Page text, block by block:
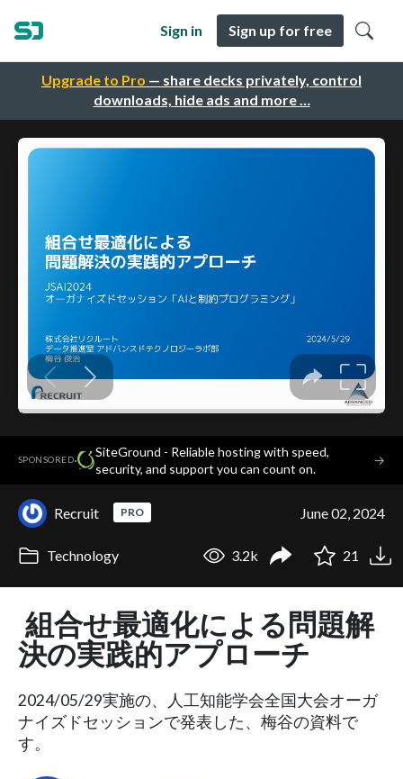
Upgrade to Pro — share decks privately, control
downloads, hide ads and more …
Sign in Sign up for free
SPONSORED·
SiteGround - Reliable hosting with speed,
security, and support you can count on.
→
Recruit PRO June 02, 2024
Technology 3.2k 21
組合せ最適化による問題解
決の実践的アプローチ
2024/05/29実施の、人工知能学会全国大会オーガ
ナイズドセッションで発表した、梅谷の資料で
す。